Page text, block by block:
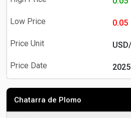
0.05
Chatarra de Plomo